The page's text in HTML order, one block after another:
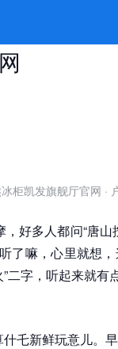
火气大也
柜凯发旗舰厅官网 ·
好多人都问“唐
了嘛，心里就想
二字，听起来就有
乇新鲜玩意儿。